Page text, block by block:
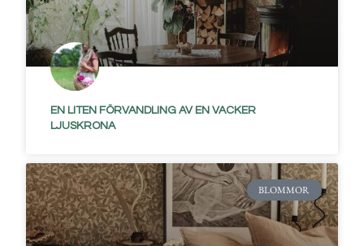
EN LITEN FÖRVANDLING AV EN VACKER
LJUSKRONA
BLOMMOR